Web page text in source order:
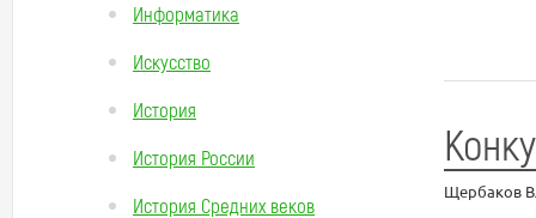
Информатика
Искусство
История
История России
История Средних веков
Щербаков